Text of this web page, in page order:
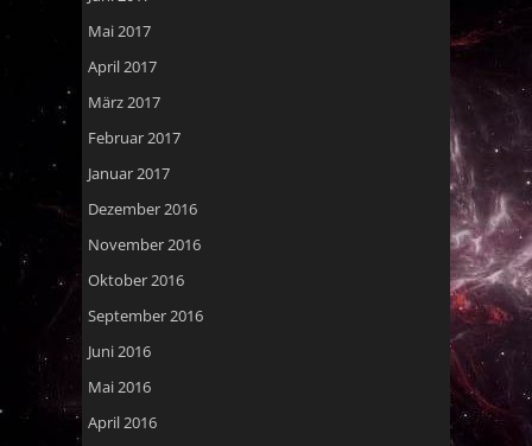
Mai 2017
April 2017
März 2017
Februar 2017
Januar 2017
Dezember 2016
November 2016
Oktober 2016
September 2016
Juni 2016
Mai 2016
April 2016